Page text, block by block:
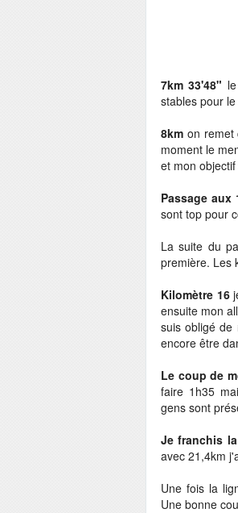
7km 33'48"
stables pour
8km on remet
moment le
et mon
Passage aux
sont top pour
La suite du
première. Les
Kilomètre 16
ensuite mon
suis obligé de
encore être
Le coup de
faire 1h35
gens sont
Je franchis
avec 21,4km
Une fois la
Une bonne